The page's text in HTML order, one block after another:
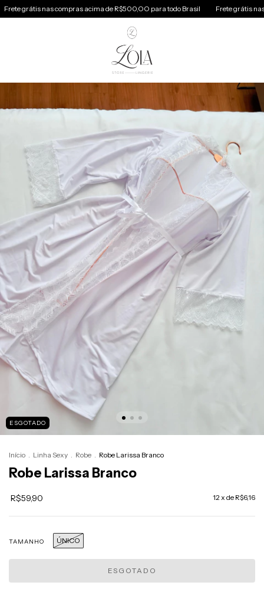
nas compras acima de R$500,OO para todo Brasil Frete grátis nas compras
ESGOTADO
Início . Linha Sexy . Robe . Robe Larissa Branco
Robe Larissa Branco
R$59,90 12x de R$6,16
TAMANHO ÚNICO